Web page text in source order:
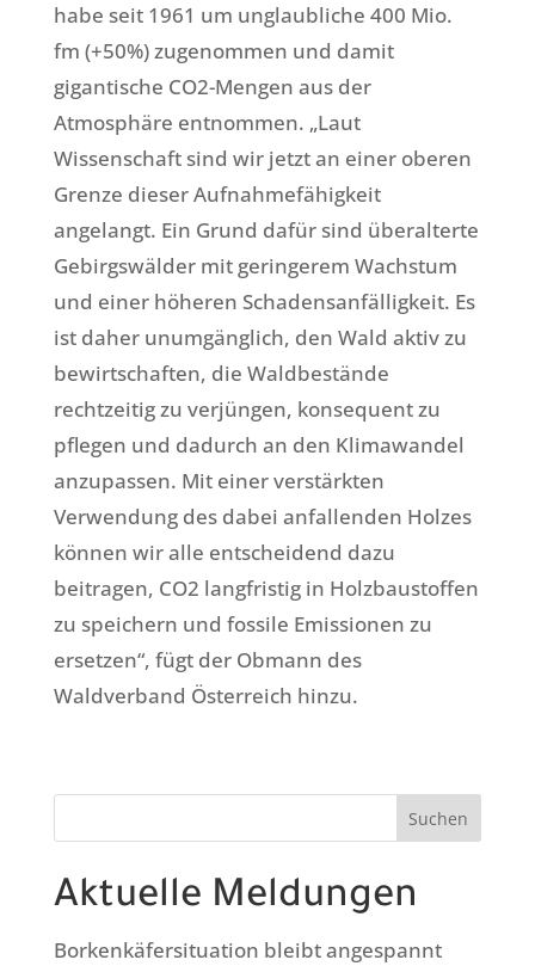
habe seit 1961 um unglaubliche 400 Mio.
fm (+50%) zugenommen und damit
gigantische CO2-Mengen aus der
Atmosphäre entnommen. „Laut
Wissenschaft sind wir jetzt an einer oberen
Grenze dieser Aufnahmefähigkeit
angelangt. Ein Grund dafür sind überalterte
Gebirgswälder mit geringerem Wachstum
und einer höheren Schadensanfälligkeit. Es
ist daher unumgänglich, den Wald aktiv zu
bewirtschaften, die Waldbestände
rechtzeitig zu verjüngen, konsequent zu
pflegen und dadurch an den Klimawandel
anzupassen. Mit einer verstärkten
Verwendung des dabei anfallenden Holzes
können wir alle entscheidend dazu
beitragen, CO2 langfristig in Holzbaustoffen
zu speichern und fossile Emissionen zu
ersetzen“, fügt der Obmann des
Waldverband Österreich hinzu.
Suchen
Aktuelle Meldungen
Borkenkäfersituation bleibt angespannt